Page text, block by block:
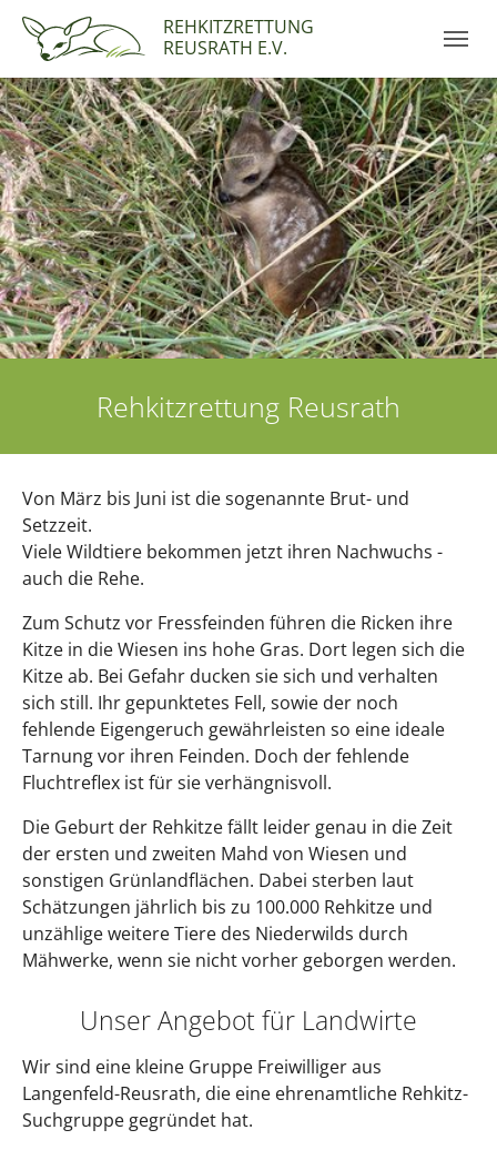
Skip to main navigation
Zum Hauptinhalt springen
Skip to page footer
REHKITZRETTUNG
REUSRATH E.V.
Rehkitzrettung Reusrath
Von März bis Juni ist die sogenannte Brut- und
Setzzeit.
Viele Wildtiere bekommen jetzt ihren Nachwuchs -
auch die Rehe.
Zum Schutz vor Fressfeinden führen die Ricken ihre
Kitze in die Wiesen ins hohe Gras. Dort legen sich die
Kitze ab. Bei Gefahr ducken sie sich und verhalten
sich still. Ihr gepunktetes Fell, sowie der noch
fehlende Eigengeruch gewährleisten so eine ideale
Tarnung vor ihren Feinden. Doch der fehlende
Fluchtreflex ist für sie verhängnisvoll.
Die Geburt der Rehkitze fällt leider genau in die Zeit
der ersten und zweiten Mahd von Wiesen und
sonstigen Grünlandflächen. Dabei sterben laut
Schätzungen jährlich bis zu 100.000 Rehkitze und
unzählige weitere Tiere des Niederwilds durch
Mähwerke, wenn sie nicht vorher geborgen werden.
Unser Angebot für Landwirte
Wir sind eine kleine Gruppe Freiwilliger aus
Langenfeld-Reusrath, die eine ehrenamtliche Rehkitz-
Suchgruppe gegründet hat.